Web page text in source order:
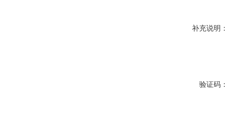
补充说明：
验证码：